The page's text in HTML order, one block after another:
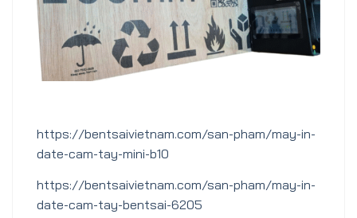
https://bentsaivietnam.com/san-pham/may-in-
date-cam-tay-mini-b10
https://bentsaivietnam.com/san-pham/may-in-
date-cam-tay-bentsai-6205